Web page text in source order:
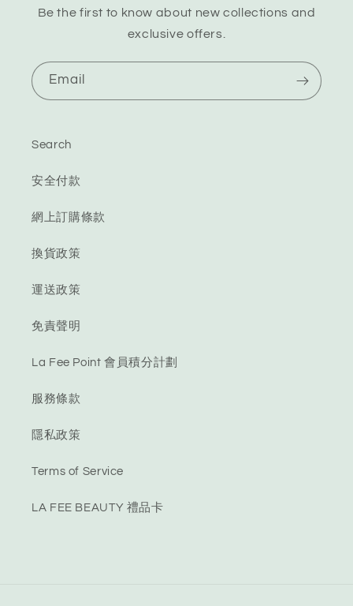
Be the first to know about new collections and
exclusive offers.
Email
Search
安全付款
網上訂購條款
換貨政策
運送政策
免責聲明
La Fee Point 會員積分計劃
服務條款
隱私政策
Terms of Service
LA FEE BEAUTY 禮品卡